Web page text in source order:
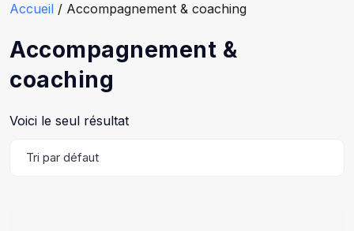
Accueil / Accompagnement & coaching
Accompagnement &
coaching
Voici le seul résultat